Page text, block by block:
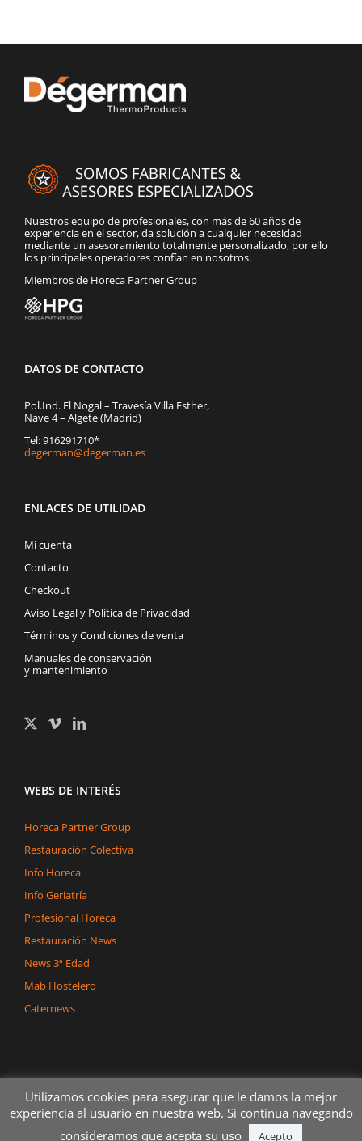
Nuestros equipo de profesionales, con más de 60 años de
experiencia en el sector, da solución a cualquier necesidad
mediante un asesoramiento totalmente personalizado, por ello
los principales operadores confían en nosotros.
Miembros de Horeca Partner Group
DATOS DE CONTACTO
Pol.Ind. El Nogal – Travesía Villa Esther,
Nave 4 – Algete (Madrid)
Tel: 916291710*
degerman@degerman.es
ENLACES DE UTILIDAD
Mi cuenta
Contacto
Checkout
Aviso Legal y Política de Privacidad
Términos y Condiciones de venta
Manuales de conservación
y mantenimiento
WEBS DE INTERÉS
Horeca Partner Group
Restauración Colectiva
Info Horeca
Info Geriatría
Profesional Horeca
Restauración News
News 3ª Edad
Mab Hostelero
Caternews
Copyright 2020 Dégerman Todos los derechos reservados
Utilizamos cookies para asegurar que le damos la mejor
experiencia al usuario en nuestra web. Si continua navegando
consideramos que acepta su uso
Acepto